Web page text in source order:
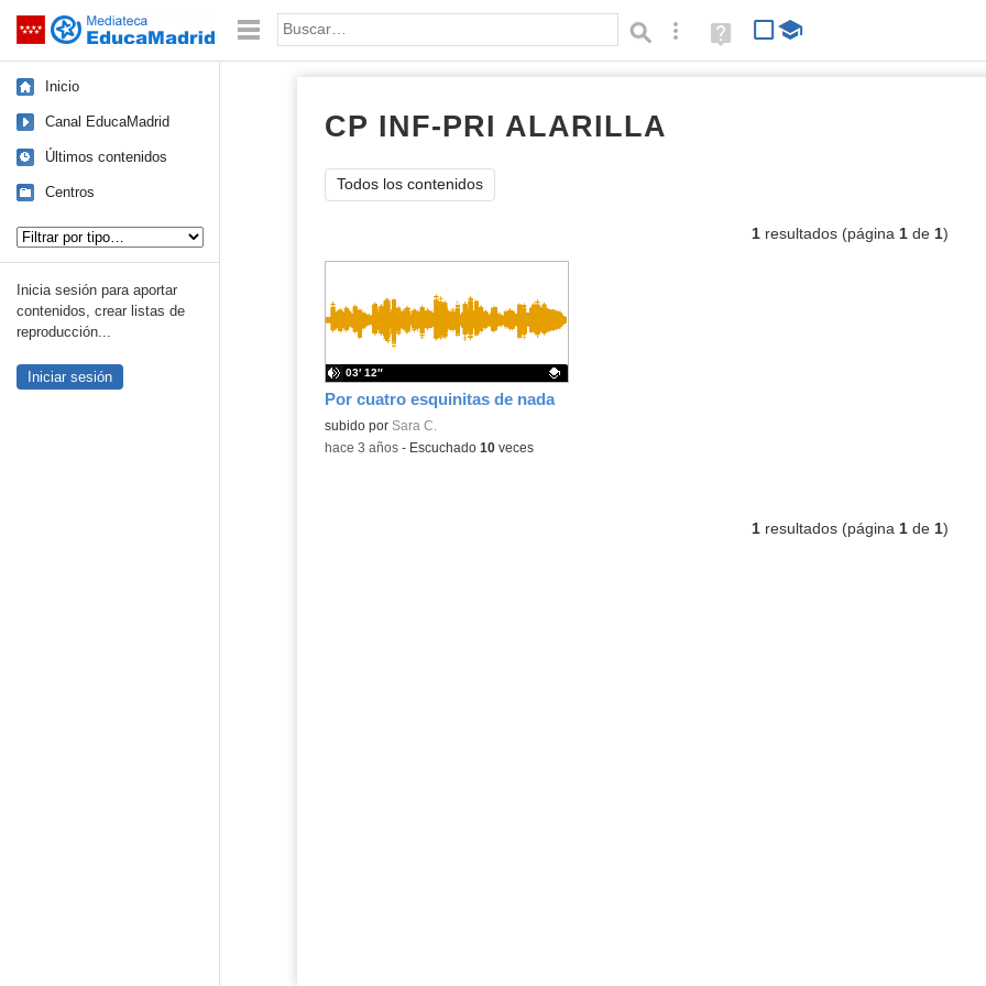
Saltar navegación Palabra o frase: Búsqueda avanzada
Ayuda
(en
Inicio
Canal EducaMadrid
Últimos contenidos
Centros
Inicia sesión para aportar
contenidos, crear listas de
reproducción...
Iniciar sesión
CP INF-PRI ALARILLA
Todos los contenidos
1resultados (página 1de 1)
Por cuatro esquinitas de nada
Contenido educativo.
subido por Sara C.
03′ 12″
-hace 3 años- Escuchado 10veces
1resultados (página 1de 1)